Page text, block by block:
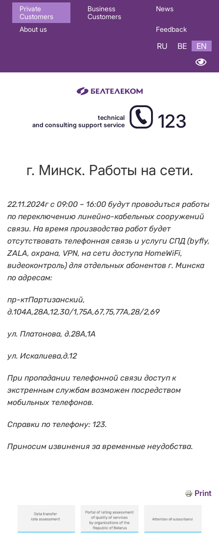
Основная
навигация
Private
Customers
Business
Customers
News
About us Feedback
RU BE EN
technical
and consulting support service
123
г. Минск. Работы на сети.
22.11.2024г с 09:00 – 16:00 будут проводиться работы
по переключению линейно-кабельных сооружений
связи. На время производства работ будет
отсутствовать телефонная связь и услуги СПД (byfly,
ZALA, охрана, VPN, на сети доступа HomeWiFi,
видеоконтроль) для отдельных абонентов г. Минска
по адресам:
пр-ктПартизанский,
д.104А,28А,12,30/1,75А,67,75,77А,28/2,69
ул. Платонова, д.28А,1А
ул. Искалиева,д.12
При пропадании телефонной связи доступ к
экстренным службам возможен посредством
мобильных телефонов.
Справки по телефону: 123.
Приносим извинения за временные неудобства.
Print